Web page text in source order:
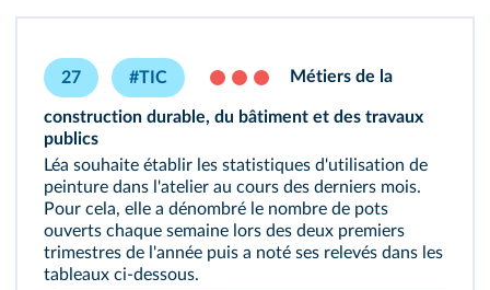
27 #TIC Métiers de la
construction durable, du bâtiment et des travaux
publics
Léa souhaite établir les statistiques d'utilisation de
peinture dans l'atelier au cours des derniers mois.
Pour cela, elle a dénombré le nombre de pots
ouverts chaque semaine lors des deux premiers
trimestres de l'année puis a noté ses relevés dans les
tableaux ci-dessous.